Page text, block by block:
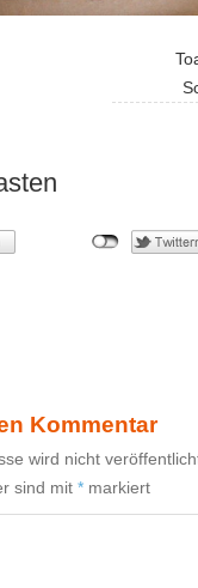
Kommentar
wird nicht
sind mit * markiert